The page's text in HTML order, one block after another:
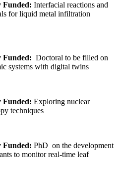
Funded: Interfacial reactions and
for liquid metal infiltration
Funded: Doctoral to be filled on
systems with digital twins
Funded: Exploring nuclear
techniques
Funded: PhD on the development
to monitor real-time leaf